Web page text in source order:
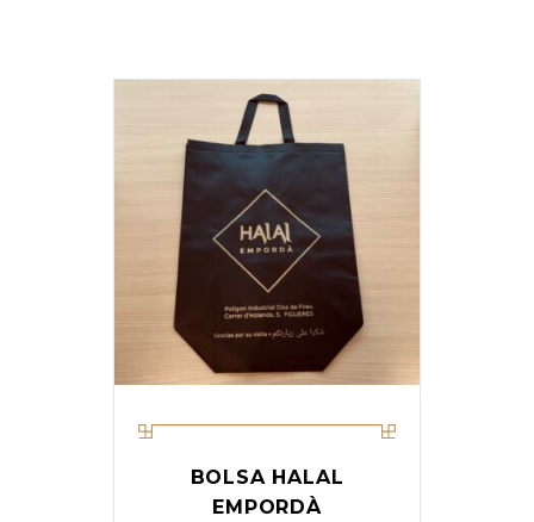
BOLSA HALAL
EMPORDÀ